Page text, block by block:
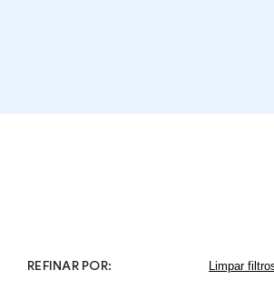
REFINAR POR: